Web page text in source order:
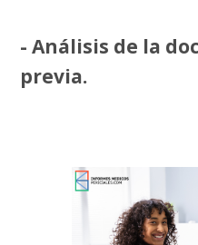
- Análisis de la
previa.